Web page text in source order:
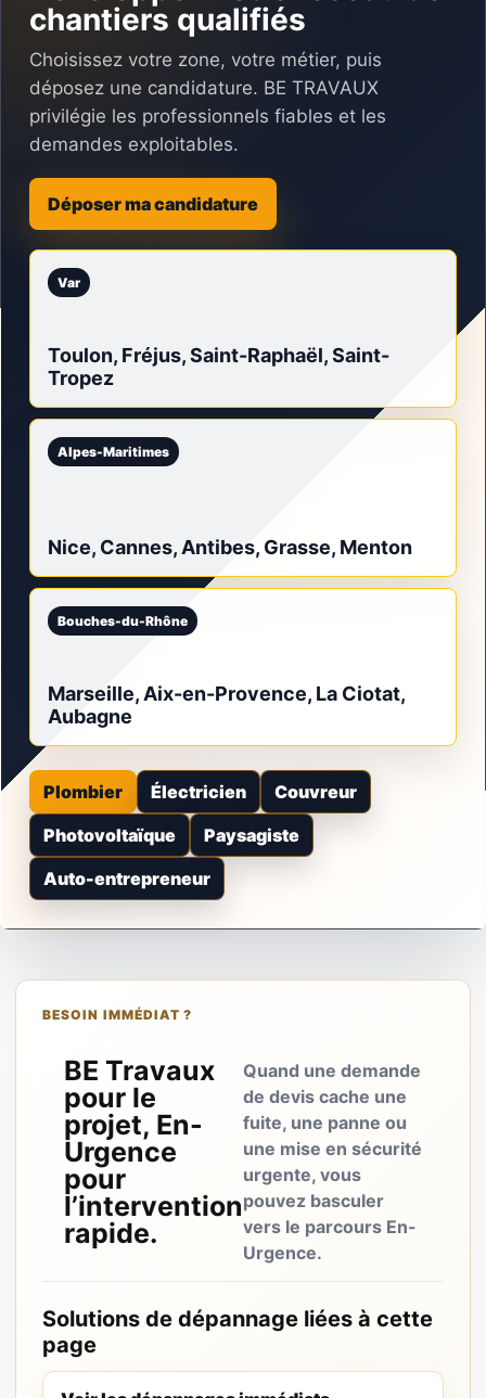
chantiers qualifiés
Choisissez votre zone, votre métier, puis
déposez une candidature. BE TRAVAUX
privilégie les professionnels fiables et les
demandes exploitables.
Déposer ma candidature
Var
Toulon, Fréjus, Saint-Raphaël, Saint-
Tropez
Alpes-Maritimes
Nice, Cannes, Antibes, Grasse, Menton
Bouches-du-Rhône
Marseille, Aix-en-Provence, La Ciotat,
Aubagne
Plombier Électricien
Couvreur
Photovoltaïque
Paysagiste
Auto-entrepreneur
BESOIN IMMÉDIAT ?
BE Travaux
pour le
projet, En-
Urgence
pour
l’intervention
rapide.
Quand une demande
de devis cache une
fuite, une panne ou
une mise en sécurité
urgente, vous
pouvez basculer
vers le parcours En-
Urgence.
Solutions de dépannage liées à cette
page